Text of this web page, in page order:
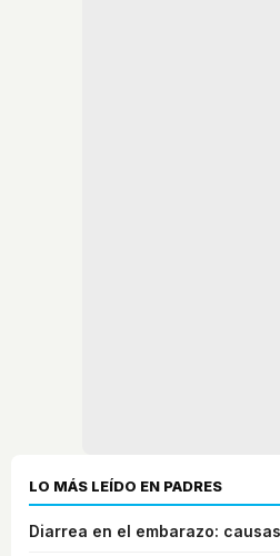
LO MÁS LEÍDO EN PADRES
Diarrea en el embarazo: